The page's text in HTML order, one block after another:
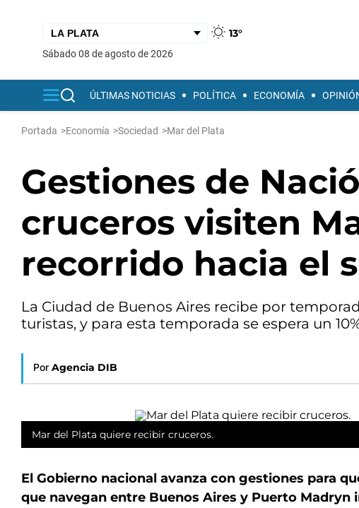
13°
sábado 08 de agosto de 2026
ÚLTIMAS NOTICIAS POLÍTICA ECONOMÍA
Portada >Economía >Sociedad >Mar del Plata
Gestiones de
cruceros visiten
recorrido hacia el
La Ciudad de Buenos Aires recibe por
turistas, y para esta temporada se espera un
Por Agencia DIB
Mar del Plata quiere recibir cruceros.
El Gobierno nacional avanza con gestiones para
que navegan entre Buenos Aires y Puerto Madryn